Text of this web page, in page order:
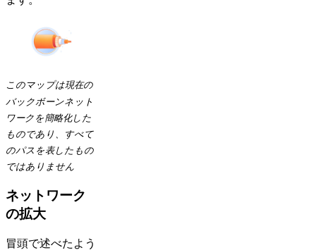
このマップは現在の
バックボーンネット
ワークを簡略化した
ものであり、すべて
のパスを表したもの
ではありません
ネットワーク
の拡大
冒頭で述べたよう